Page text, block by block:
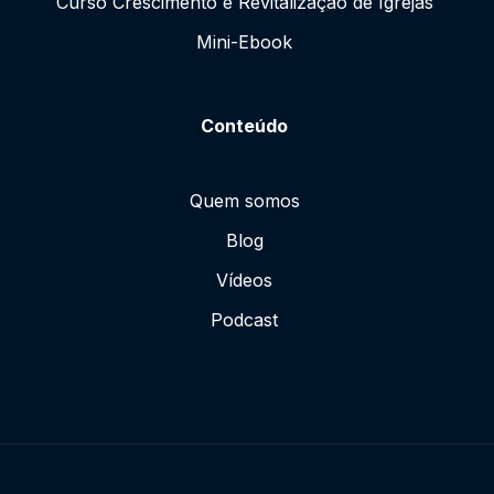
Mini-Ebook
Conteúdo
Quem somos
Blog
Vídeos
Podcast